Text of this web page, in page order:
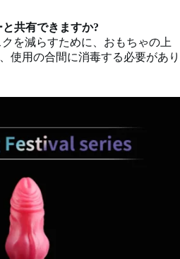
共有できますか?
を減らすために、おもちゃの上
使用の合間に消毒する必要があり